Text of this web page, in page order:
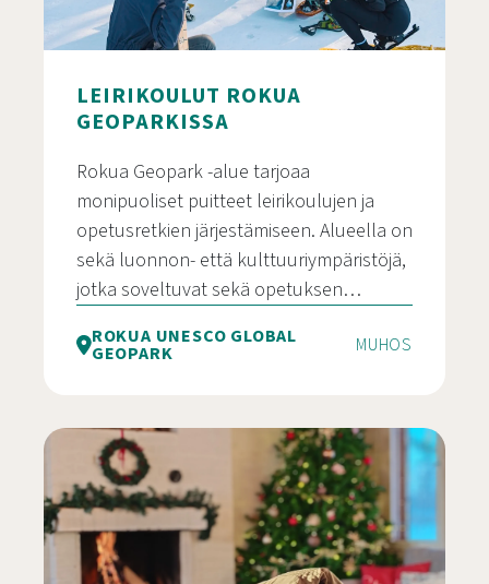
LEIRIKOULUT ROKUA
GEOPARKISSA
Rokua Geopark -alue tarjoaa
monipuoliset puitteet leirikoulujen ja
opetusretkien järjestämiseen. Alueella on
sekä luonnon- että kulttuuriympäristöjä,
jotka soveltuvat sekä opetuksen…
ROKUA UNESCO GLOBAL
GEOPARK MUHOS